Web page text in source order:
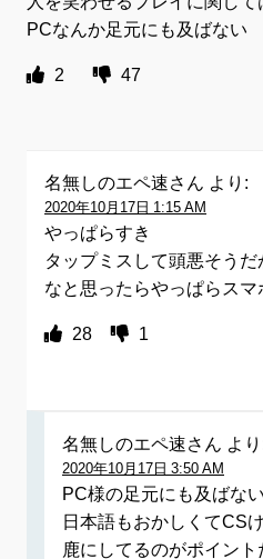
PCなんか足元にも及ばない
2 47
名無しのエペ速さん より:
2020年10月17日 1:15 AM
やっぱらすき
タップミスして頭悪そう
なと思ったらやっぱらスマ
28 1
名無しのエペ速さん よ
2020年10月17日 3:50 AM
PC様の足元にも及ばな
日本語もおかしくてCS
鹿にしてるのがポイント